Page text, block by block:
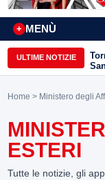
MENÙ
+
ULTIME NOTIZIE
Home > Ministero degli
ESTERI
Tutte le notizie, gli